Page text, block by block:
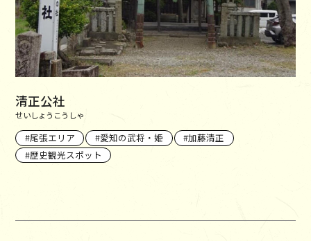
清正公社
せいしょうこうしゃ
尾張エリア 愛知の武将・姫
加藤清正
歴史観光スポット